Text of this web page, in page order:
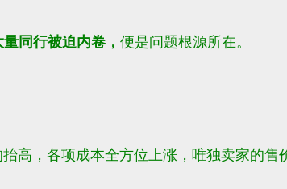
同行被迫内卷， 便是问题根源所在。
高， 各项成本全方位上涨， 唯独卖家的售